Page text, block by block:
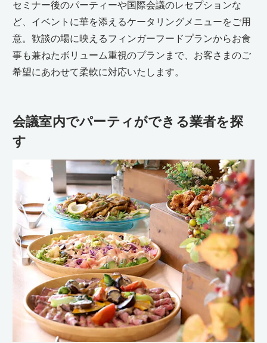
セミナー後のパーティーや国際会議のレセプションな
ど、イベントに華を添えるケータリングメニューをご用
意。歓談の場に映えるフィンガーフードプランからお食
事も兼ねたボリューム重視のプランまで、お客さまのご
希望にあわせて柔軟に対応いたします。
会議室内でパーティができる業者を探
す